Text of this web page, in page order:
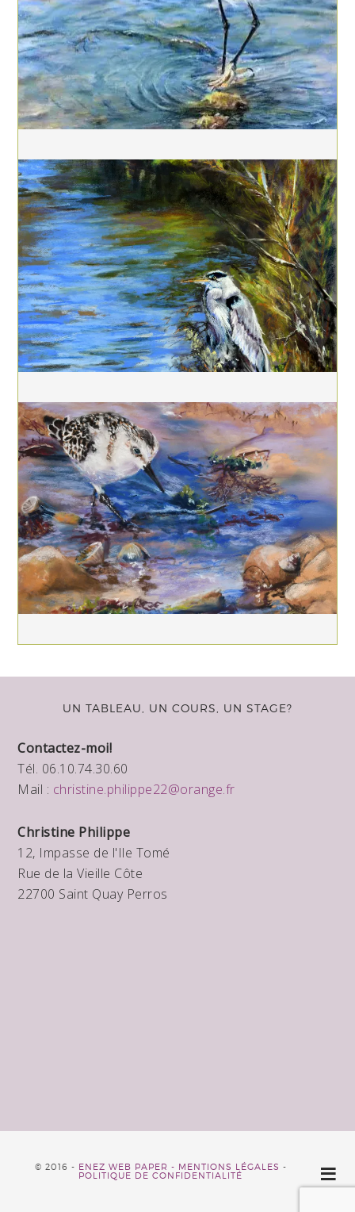
UN TABLEAU, UN COURS, UN STAGE?
Contactez-moi!
Tél. 06.10.74.30.60
Mail : christine.philippe22@orange.fr
Christine Philippe
12, Impasse de l'Ile Tomé
Rue de la Vieille Côte
22700 Saint Quay Perros
© 2016 - ENEZ WEB PAPER - MENTIONS LÉGALES -
POLITIQUE DE CONFIDENTIALITÉ